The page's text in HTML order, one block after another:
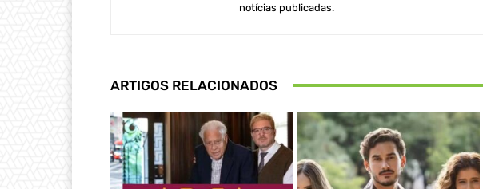
notícias publicadas.
ARTIGOS RELACIONADOS